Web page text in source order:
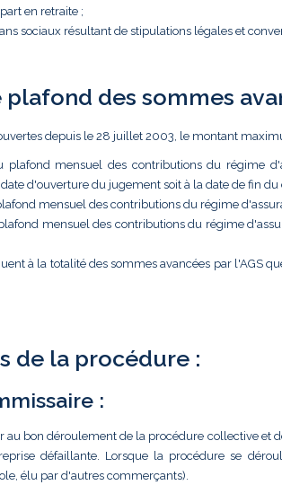
en retraite ;
sociaux résultant de stipulations légales et
plafond des sommes
depuis le 28 juillet 2003, le montant
mensuel des contributions du régime
d'ouverture du jugement soit à la date de fin
mensuel des contributions du régime
mensuel des contributions du régime
à la totalité des sommes avancées par l'AGS
de la procédure :
:
au bon déroulement de la procédure collective et
défaillante. Lorsque la procédure se
élu par d'autres commerçants).